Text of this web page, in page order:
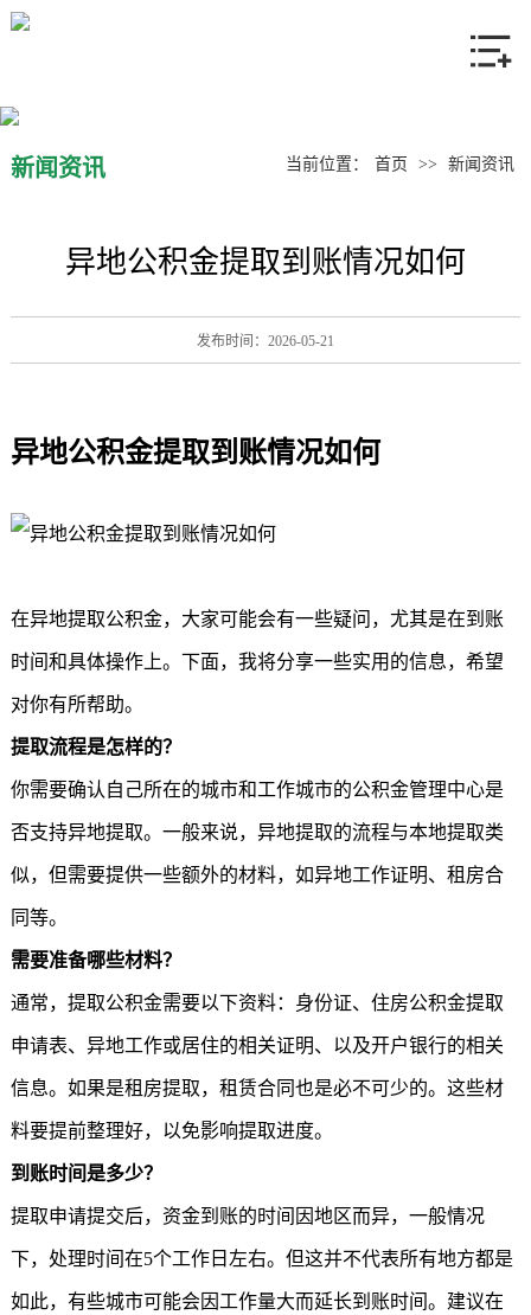
产品中心
新闻资讯 当前位置： 首页 >> 新闻资讯
异地公积金提取到账情况如何
发布时间：2026-05-21
异地公积金提取到账情况如何
在异地提取公积金，大家可能会有一些疑问，尤其是在到账
时间和具体操作上。下面，我将分享一些实用的信息，希望
对你有所帮助。
提取流程是怎样的？
你需要确认自己所在的城市和工作城市的公积金管理中心是
否支持异地提取。一般来说，异地提取的流程与本地提取类
似，但需要提供一些额外的材料，如异地工作证明、租房合
同等。
需要准备哪些材料？
通常， 提取公积金需要以下资料：身份证、住房公积金提取
申请表、异地工作或居住的相关证明、以及开户银行的相关
信息。如果是租房提取，租赁合同也是必不可少的。这些材
料要提前整理好，以免影响提取进度。
到账时间是多少？
提取申请提交后，资金到账的时间因地区而异，一般情况
下，处理时间在5个工作日左右。但这并不代表所有地方都是
如此，有些城市可能会因工作量大而延长到账时间。建议在